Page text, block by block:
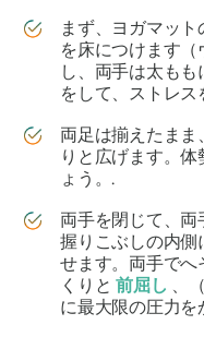
まず、ヨガマッ
を床につけます（
し、両手は太も
をして、ストレス
両足は揃えたまま
りと広げます。
ょう。.
両手を閉じて、
握りこぶしの内側
せます。両手でへ
くりと前屈し 、
に最大限の圧力を